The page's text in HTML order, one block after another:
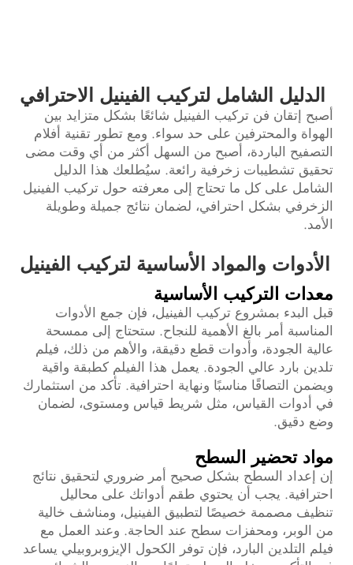
الدليل الشامل لتركيب الفينيل الاحترافي
أصبح إتقان فن تركيب الفينيل شائعًا بشكل متزايد بين
الهواة والمحترفين على حد سواء. ومع تطور تقنية أفلام
التصفيح الباردة، أصبح من السهل أكثر من أي وقت مضى
تحقيق تشطيبات زخرفية رائعة. سيُطلعك هذا الدليل
الشامل على كل ما تحتاج إلى معرفته حول تركيب الفينيل
الزخرفي بشكل احترافي، لضمان نتائج جميلة وطويلة
الأمد.
الأدوات والمواد الأساسية لتركيب الفينيل
معدات التركيب الأساسية
قبل البدء بمشروع تركيب الفينيل، فإن جمع الأدوات
المناسبة أمر بالغ الأهمية للنجاح. ستحتاج إلى ممسحة
عالية الجودة، وأدوات قطع دقيقة، والأهم من ذلك، فيلم
تلدين بارد عالي الجودة. يعمل هذا الفيلم كطبقة واقية
ويضمن التصاقًا مناسبًا ونهاية احترافية. تأكد من استثمارك
في أدوات القياس، مثل شريط قياس ومستوى، لضمان
وضع دقيق.
مواد تحضير السطح
إن إعداد السطح بشكل صحيح أمر ضروري لتحقيق نتائج
احترافية. يجب أن يحتوي طقم أدواتك على محاليل
تنظيف مصممة خصيصًا لتطبيق الفينيل، ومناشف خالية
من الوبر، ومحفزات سطح عند الحاجة. وعند العمل مع
فيلم التلدين البارد، فإن توفر الكحول الإيزوبروبيلي يساعد